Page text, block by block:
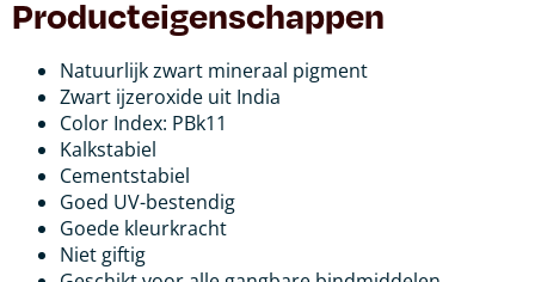
Producteigenschappen
Natuurlijk zwart mineraal pigment
Zwart ijzeroxide uit India
Color Index: PBk11
Kalkstabiel
Cementstabiel
Goed UV-bestendig
Goede kleurkracht
Niet giftig